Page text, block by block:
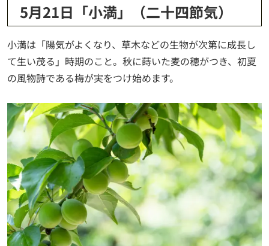
5月21日「小満」（二十四節気）
小満は「陽気がよくなり、草木などの生物が次第に成長し
て生い茂る」時期のこと。秋に蒔いた麦の穂がつき、初夏
の風物詩である梅が実をつけ始めます。